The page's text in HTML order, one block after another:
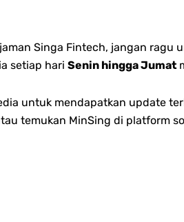
Singa Fintech, jangan ragu
setiap hari Senin hingga Jumat
untuk mendapatkan update
temukan MinSing di platform